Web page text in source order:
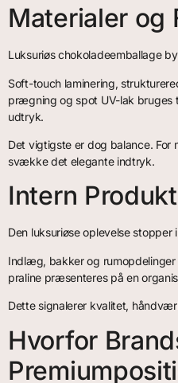
Materialer og
Luksuriøs chokoladeemballage
Soft-touch laminering,
prægning og spot UV-lak bruges
udtryk.
Det vigtigste er dog balance. For
svække det elegante indtryk.
Intern
Den luksuriøse oplevelse
Indlæg, bakker og rumopdelinger
praline præsenteres på en
Dette signalerer kvalitet,
Hvorfor